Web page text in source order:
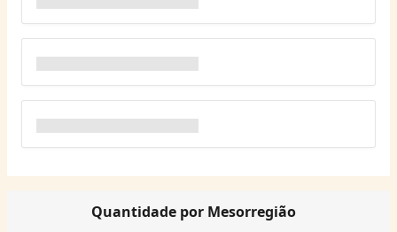
Quantidade por Mesorregião